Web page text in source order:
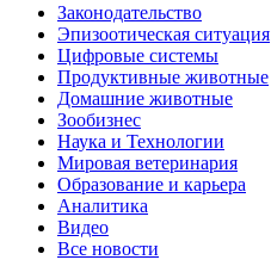
Законодательство
Эпизоотическая ситуация
Цифровые системы
Продуктивные животные
Домашние животные
Зообизнес
Наука и Технологии
Мировая ветеринария
Образование и карьера
Аналитика
Видео
Все новости